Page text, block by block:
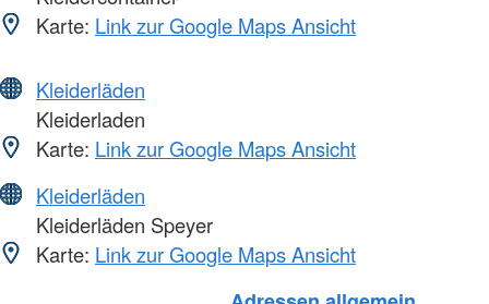
Karte: Link zur Google Maps Ansicht
Kleiderläden
Kleiderladen
Karte: Link zur Google Maps Ansicht
Kleiderläden
Kleiderläden Speyer
Karte: Link zur Google Maps Ansicht